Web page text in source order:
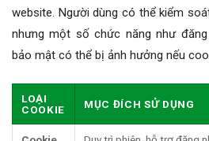
website. Người dùng có thể kiểm
nhưng một số chức năng như
bảo mật có thể bị ảnh hưởng nếu
LOẠI
COOKIE
MỤC ĐÍCH SỬ DỤNG